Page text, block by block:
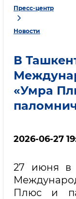
Пресс-центр
Новости
В
«Умра
2026-06-27
27 июня в
Плюс и